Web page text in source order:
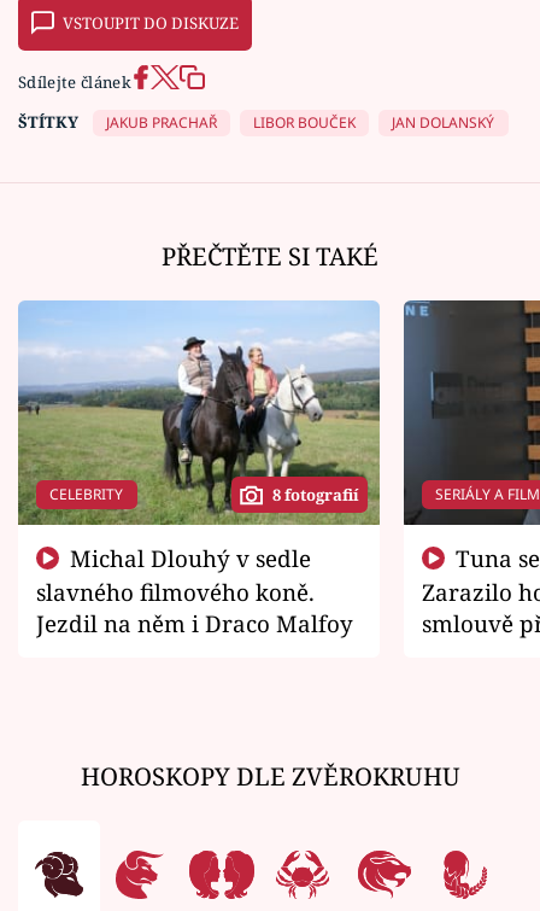
VSTOUPIT DO DISKUZE
Sdílejte článek
ŠTÍTKY
JAKUB PRACHAŘ LIBOR BOUČEK JAN DOLANSKÝ
PŘEČTĚTE SI TAKÉ
CELEBRITY 8 fotografií
slavného filmového koně.
Jezdil na něm i Draco Malfoy
SERIÁLY A
Zarazilo
smlouvě
HOROSKOPY DLE ZVĚROKRUHU